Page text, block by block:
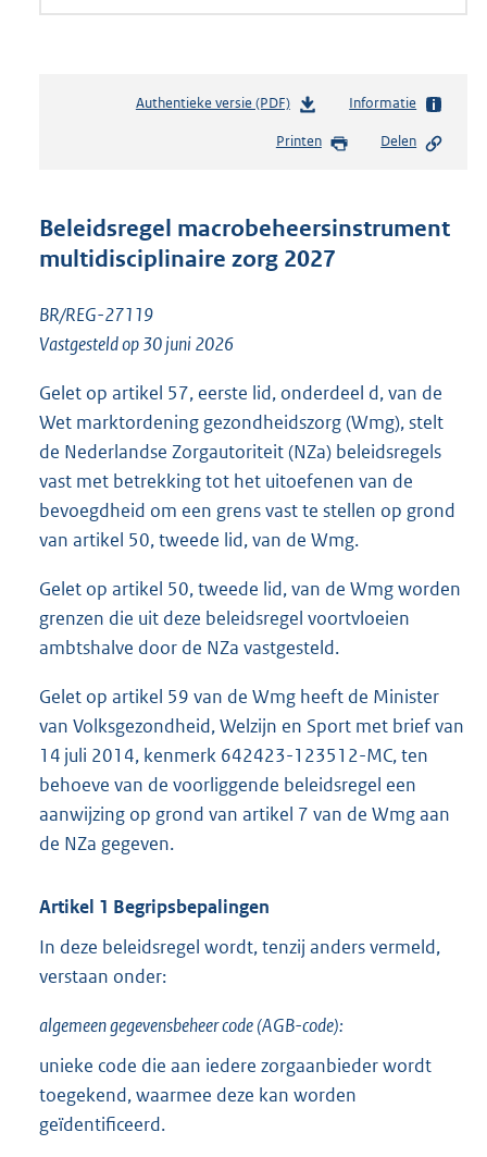
Authentieke versie (PDF)b
s
d
s
t
e
:
9
3
K
Informatie
Printen Delen
Beleidsregel macrobeheersinstrument
multidisciplinaire zorg 2027
BR/REG-27119
Vastgesteld op 30 juni 2026
Gelet op artikel 57, eerste lid, onderdeel d, van de
Wet marktordening gezondheidszorg (Wmg), stelt
de Nederlandse Zorgautoriteit (NZa) beleidsregels
vast met betrekking tot het uitoefenen van de
bevoegdheid om een grens vast te stellen op grond
van artikel 50, tweede lid, van de Wmg.
Gelet op artikel 50, tweede lid, van de Wmg worden
grenzen die uit deze beleidsregel voortvloeien
ambtshalve door de NZa vastgesteld.
Gelet op artikel 59 van de Wmg heeft de Minister
van Volksgezondheid, Welzijn en Sport met brief van
14 juli 2014, kenmerk 642423-123512-MC, ten
behoeve van de voorliggende beleidsregel een
aanwijzing op grond van artikel 7 van de Wmg aan
de NZa gegeven.
Artikel 1 Begripsbepalingen
In deze beleidsregel wordt, tenzij anders vermeld,
verstaan onder:
algemeen gegevensbeheer code (AGB-code):
unieke code die aan iedere zorgaanbieder wordt
toegekend, waarmee deze kan worden
geïdentificeerd.